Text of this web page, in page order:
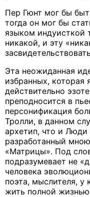
Пер Гюнт мог бы
тогда он мог бы
языком индуисткой
никакой, и эту
Эта неожиданная
избранных, которая
действительно
преподносится в
персонификация
Тролли, в данном
архетип, что и
разработанный
«Матрицы». Под
подразумевает не
человека
поэта, мыслителя, у
жить полной